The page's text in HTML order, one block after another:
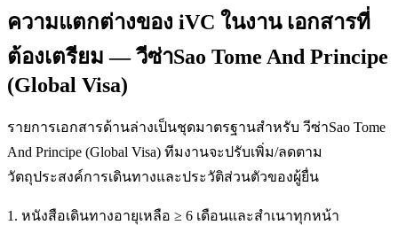
ความแตกต่างของ iVC ในงาน เอกสารที่
ต้องเตรียม — วีซ่าSao Tome And Principe
(Global Visa)
รายการเอกสารด้านล่างเป็นชุดมาตรฐานสำหรับ วีซ่าSao Tome
And Principe (Global Visa) ทีมงานจะปรับเพิ่ม/ลดตาม
วัตถุประสงค์การเดินทางและประวัติส่วนตัวของผู้ยื่น
1. หนังสือเดินทางอายุเหลือ ≥ 6 เดือนและสำเนาทุกหน้า